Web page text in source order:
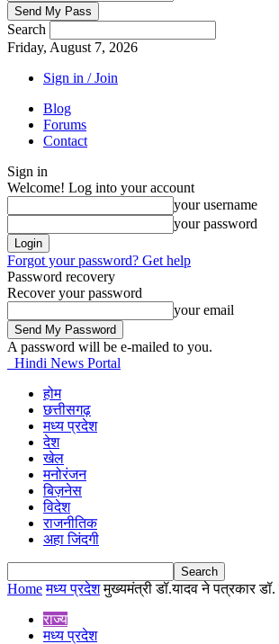
Search
Friday, August 7, 2026
Sign in / Join
Blog
Forums
Contact
Sign in
Welcome! Log into your account
your username
your password
Forgot your password? Get help
Password recovery
Recover your password
your email
A password will be e-mailed to you.
Hindi News Portal
होम
छत्तीसगढ़
मध्य प्रदेश
देश
खेल
मनोरंजन
बिज़नेस
विदेश
राजनीतिक
अहा जिंदगी
Home मध्य प्रदेश मुख्यमंत्री डॉ.यादव ने पत्रकार
राज्य
मध्य प्रदेश